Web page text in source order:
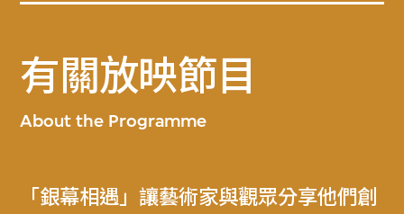
有關放映節目
About the Programme
「銀幕相遇」讓藝術家與觀眾分享他們創